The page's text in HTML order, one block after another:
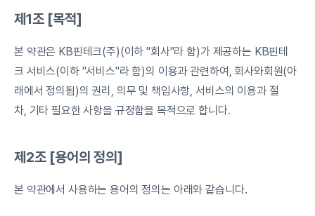
제1조 [목적]
본 약관은 KB핀테크(주)(이하 "회사"라 함)가 제공하는 KB핀테
크 서비스(이하 "서비스"라 함)의 이용과 관련하여, 회사와회원(아
래에서 정의됨)의 권리, 의무 및 책임사항, 서비스의 이용과 절
차, 기타 필요한 사항을 규정함을 목적으로 합니다.
제2조 [용어의 정의]
본 약관에서 사용하는 용어의 정의는 아래와 같습니다.